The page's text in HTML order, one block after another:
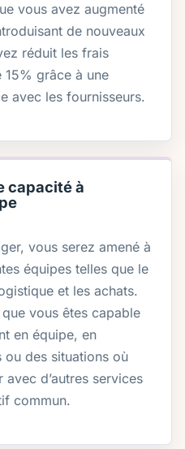
vous avez augmenté
de nouveaux
réduit les frais
15% grâce à une
avec les fournisseurs.
capacité à
vous serez amené à
équipes telles que le
et les achats.
vous êtes capable
en équipe, en
ou des situations où
d’autres services
commun.